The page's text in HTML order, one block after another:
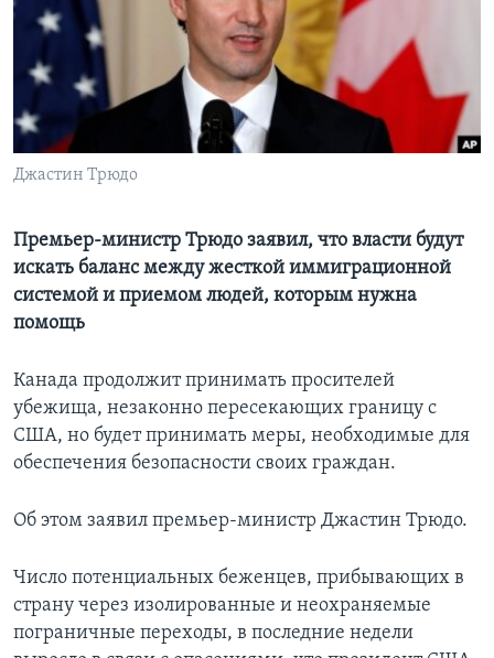
Learning English
СОЦИАЛЬНЫЕ СЕТИ
Джастин Трюдо
Премьер-министр Трюдо заявил, что власти будут
искать баланс между жесткой иммиграционной
системой и приемом людей, которым нужна
помощь
Канада продолжит принимать просителей
убежища, незаконно пересекающих границу с
США, но будет принимать меры, необходимые для
обеспечения безопасности своих граждан.
Об этом заявил премьер-министр Джастин Трюдо.
Число потенциальных беженцев, прибывающих в
страну через изолированные и неохраняемые
пограничные переходы, в последние недели